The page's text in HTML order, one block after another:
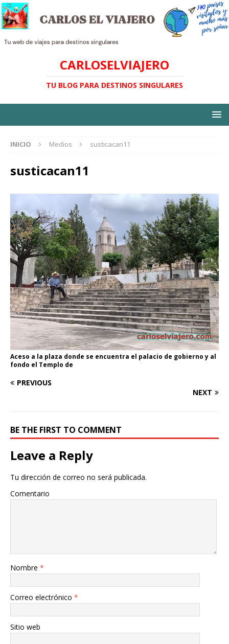
CARLOSELVIAJERO
TU BLOG PARA DESTINOS SINGULARES
INICIO Medios susticacan11
susticacan11
Aceso a la plaza donde se encuentra el palacio de gobierno y al
fondo el Templo de
PREVIOUS
NEXT
BE THE FIRST TO COMMENT
Leave a Reply
Tu dirección de correo no será publicada.
Comentario
Nombre *
Correo electrónico *
Sitio web